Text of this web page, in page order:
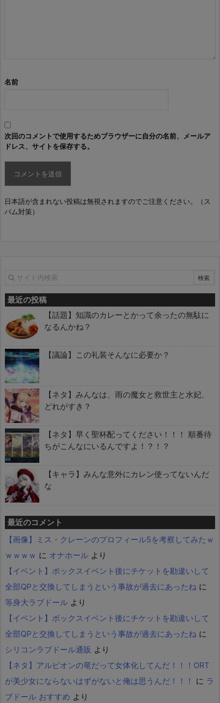
名前
次回のコメントで使用するためブラウザーに自分の名前、メールア
ドレス、サイトを保存する。
日本語が含まれない投稿は無視されますのでご注意ください。（ス
パム対策）
最近の投稿
【話題】知識のカレーとかって余ったの無駄に
なるんかね？
【議論】この礼装そんなに必要か？
【ネタ】みんなは、雨の魔女と救世主と水妃、
どれがすき？
【ネタ】早く聖杯配ってください！！！ 順番待
ちがこんなにいるんですよ！？！？
【キャラ】みんな意外にカレン使ってないんだ
な
最近のコメント
【画像】ミス・クレーンのプロフィール5を考察してみたｗ
ｗｗｗｗ に オナホール より
【イベント】ボックスイベント後にチケットを勘違いして
全部QPと交換してしまうという事故が過去にあったね に
等身大ラブドール より
【イベント】ボックスイベント後にチケットを勘違いして
全部QPと交換してしまうという事故が過去にあったね に
シリコンラブドール通販 より
【ネタ】アルビオンの竜だって女体化してんだ！！！ORT
が美少女にならないはずがないと俺は思うんだ！！！
に ラ
ブドール おすすめ より